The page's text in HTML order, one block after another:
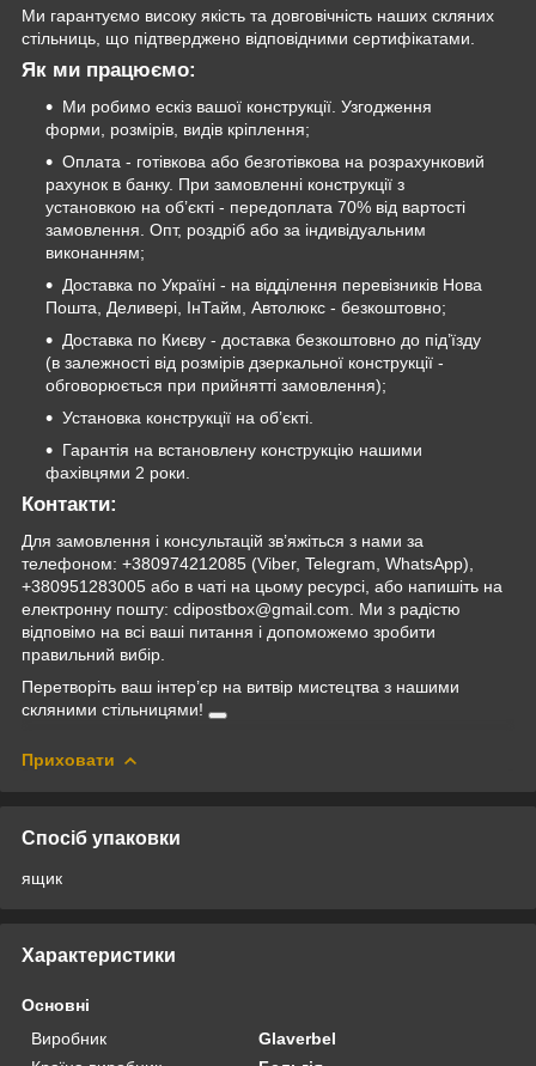
Ми гарантуємо високу якість та довговічність наших скляних
стільниць, що підтверджено відповідними сертифікатами.
Як ми працюємо:
Ми робимо ескіз вашої конструкції. Узгодження
форми, розмірів, видів кріплення;
Оплата - готівкова або безготівкова на розрахунковий
рахунок в банку. При замовленні конструкції з
установкою на об’єкті - передоплата 70% від вартості
замовлення. Опт, роздріб або за індивідуальним
виконанням;
Доставка по Україні - на відділення перевізників Нова
Пошта, Деливері, ІнТайм, Автолюкс - безкоштовно;
Доставка по Києву - доставка безкоштовно до під’їзду
(в залежності від розмірів дзеркальної конструкції -
обговорюється при прийнятті замовлення);
Установка конструкції на об’єкті.
Гарантія на встановлену конструкцію нашими
фахівцями 2 роки.
Контакти:
Для замовлення і консультацій зв’яжіться з нами за
телефоном: +380974212085 (Viber, Telegram, WhatsApp),
+380951283005 або в чаті на цьому ресурсі, або напишіть на
електронну пошту: cdipostbox@gmail.com. Ми з радістю
відповімо на всі ваші питання і допоможемо зробити
правильний вибір.
Перетворіть ваш інтер’єр на витвір мистецтва з нашими
скляними стільницями!
Приховати
Спосіб упаковки
ящик
Характеристики
Основні
Виробник
Glaverbel